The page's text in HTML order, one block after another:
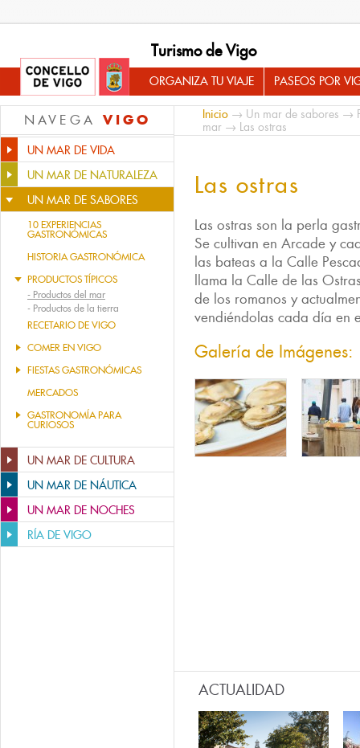
Turismo de Vigo
ORGANIZA TU VIAJE PASEOS POR
NAVEGA VIGO
UN MAR DE VIDA
UN MAR DE NATURALEZA
UN MAR DE SABORES
10 EXPERIENCIAS
GASTRONÓMICAS
HISTORIA GASTRONÓMICA
PRODUCTOS TÍPICOS
- Productos del mar
- Productos de la tierra
RECETARIO DE VIGO
COMER EN VIGO
FIESTAS GASTRONÓMICAS
MERCADOS
GASTRONOMÍA PARA
CURIOSOS
UN MAR DE CULTURA
UN MAR DE NÁUTICA
UN MAR DE NOCHES
RÍA DE VIGO
Inicio → Un mar de sabores →
mar → Las ostras
Las ostras
Las ostras son la perla
Se cultivan en Arcade y
las bateas a la Calle
llama la Calle de las
de los romanos y
vendiéndolas cada día en
Galería de Imágenes:
ACTUALIDAD